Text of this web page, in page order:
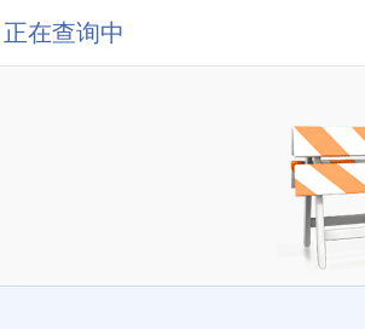
正在查询中